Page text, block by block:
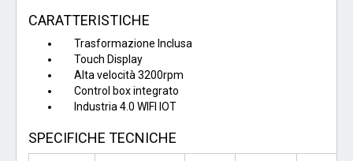
CARATTERISTICHE
Trasformazione Inclusa
Touch Display
Alta velocità 3200rpm
Control box integrato
Industria 4.0 WIFI IOT
SPECIFICHE TECNICHE